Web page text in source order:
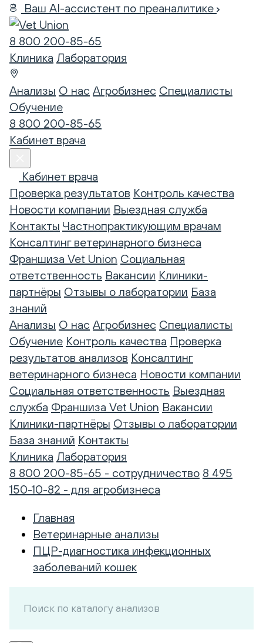
Ваш AI-ассистент по преаналитике
8 800 200-85-65
Клиника Лаборатория
Анализы О нас Агробизнес Специалисты
Обучение
8 800 200-85-65
Кабинет врача
Кабинет врача
Проверка результатов Контроль качества
Новости компании Выездная служба
Контакты Частнопрактикующим врачам
Консалтинг ветеринарного бизнеса
Франшиза Vet Union Социальная
ответственность Вакансии Клиники-
партнёры Отзывы о лаборатории База
знаний
Анализы О нас Агробизнес Специалисты
Обучение Контроль качества Проверка
результатов анализов Консалтинг
ветеринарного бизнеса Новости компании
Социальная ответственность Выездная
служба Франшиза Vet Union Вакансии
Клиники-партнёры Отзывы о лаборатории
База знаний Контакты
Клиника Лаборатория
8 800 200-85-65 - сотрудничество 8 495
150-10-82 - для агробизнеса
Главная
Ветеринарные анализы
ПЦР-диагностика инфекционных
заболеваний кошек